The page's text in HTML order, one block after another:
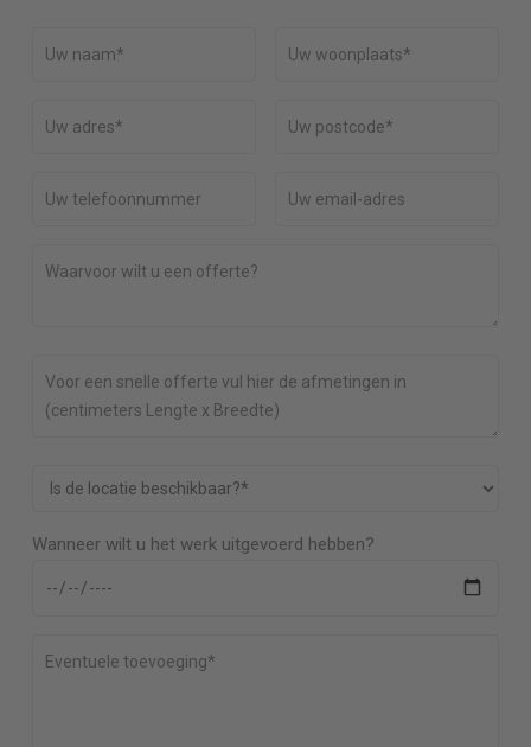
Wanneer wilt u het werk uitgevoerd hebben?